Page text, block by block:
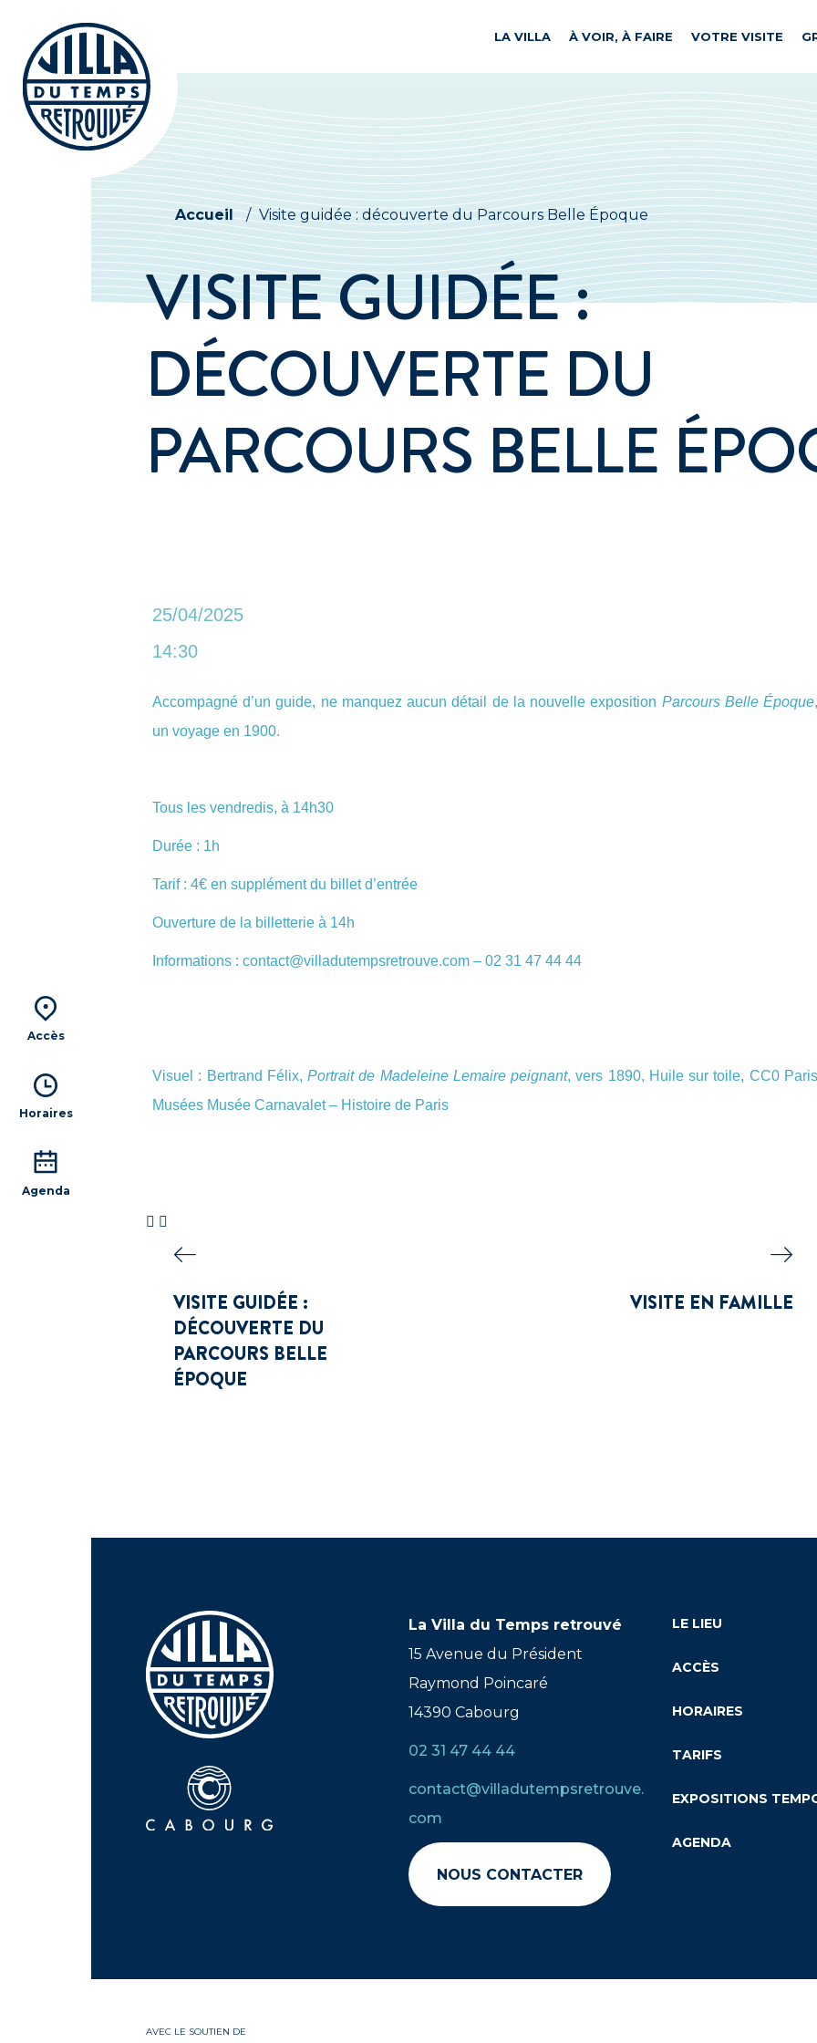
LA VILLA À VOIR, À FAIRE VOTRE VISITE
Accueil / Visite guidée : découverte du Parcours Belle Époque
VISITE GUIDÉE :
DÉCOUVERTE DU
PARCOURS BELLE
25/04/2025
14:30
Accompagné d’un guide, ne manquez aucun détail de la nouvelle exposition Parcours Belle Époque,
un voyage en 1900.
Tous les vendredis, à 14h30
Durée : 1h
Tarif : 4€ en supplément du billet d’entrée
Ouverture de la billetterie à 14h
Informations : contact@villadutempsretrouve.com – 02 31 47 44 44
Visuel : Bertrand Félix,Portrait de Madeleine Lemaire peignant, vers 1890, Huile sur toile, CC0 Paris
Musées Musée Carnavalet – Histoire de Paris
VISITE GUIDÉE :
DÉCOUVERTE DU
PARCOURS BELLE
ÉPOQUE
VISITE EN FAMILLE
La Villa du Temps retrouvé
15 Avenue du Président
Raymond Poincaré
14390 Cabourg
02 31 47 44 44
contact@villadutempsretrouve.
com
NOUS CONTACTER
LE LIEU
ACCÈS
HORAIRES
TARIFS
EXPOSITIONS
AGENDA
AVEC LE SOUTIEN DE
Accès
Horaires
Agenda